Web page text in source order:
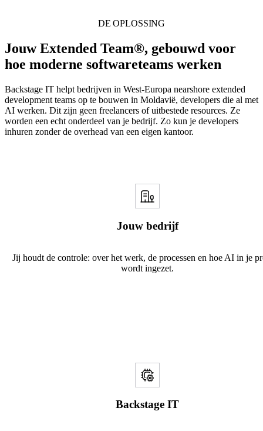
DE OPLOSSING
Jouw Extended Team®, gebouwd voor
hoe moderne softwareteams werken
Backstage IT helpt bedrijven in West-Europa nearshore extended
development teams op te bouwen in Moldavië, developers die al met
AI werken. Dit zijn geen freelancers of uitbestede resources. Ze
worden een echt onderdeel van je bedrijf. Zo kun je developers
inhuren zonder de overhead van een eigen kantoor.
Jouw bedrijf
Jij houdt de controle: over het werk, de processen en hoe AI in je
wordt ingezet.
Backstage IT